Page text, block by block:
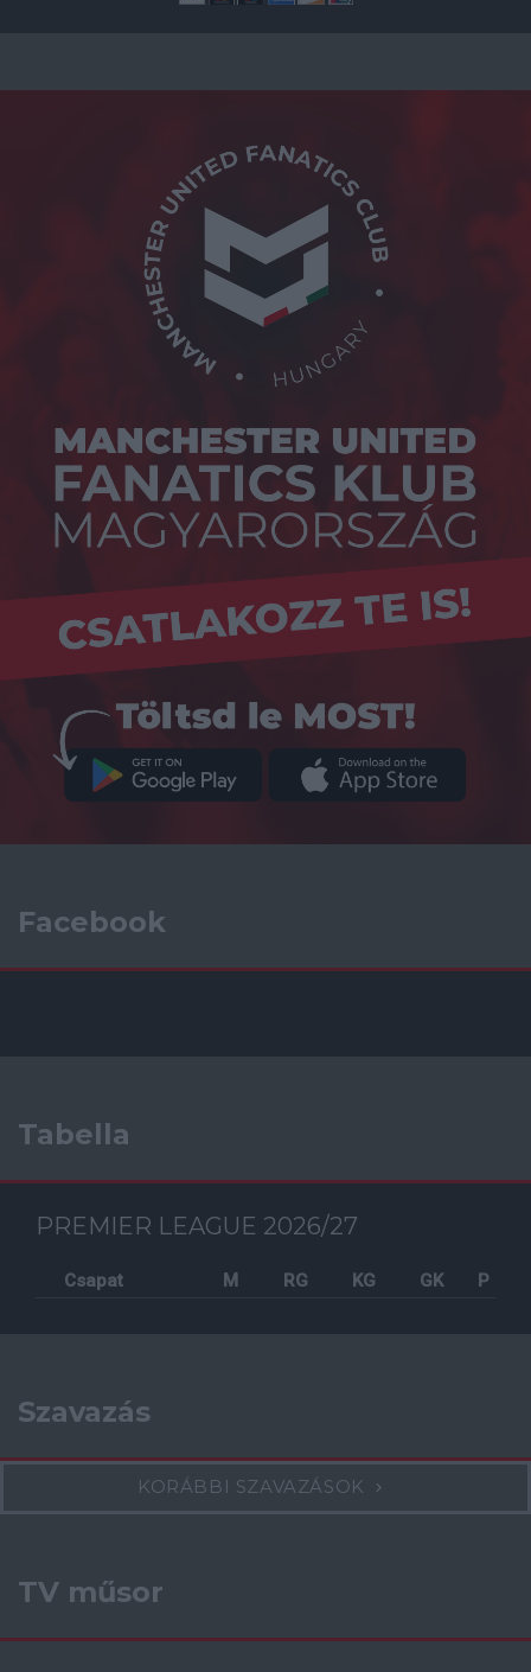
Facebook
Tabella
PREMIER LEAGUE 2026/27
Csapat M RG KG GK P
Szavazás
KORÁBBI SZAVAZÁSOK
TV műsor